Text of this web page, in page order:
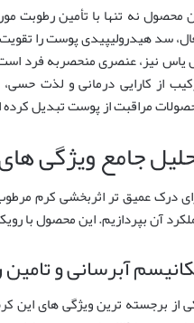
محصول نه تنها با تأمین رطوبت
سد هیدرولیپیدی پوست را
یاس نیز، عنصری منحصربه فرد
از کارایی درمانی و لذت
مراقبت از پوست تبدیل
جامع ویژگی
درک عمیق تر اثربخشی کرم
آن بپردازیم. این محصول با
آبرسانی و تامین
از برجسته ترین ویژگی های این